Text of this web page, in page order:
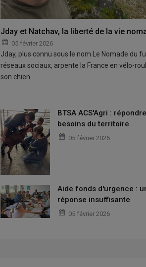
Jday et Natchav, la liberté de la vie
05 février 2026
Jday, plus connu sous le nom Le Nomade du
réseaux sociaux, arpente la France en vélo-
son chien.
BTSA ACS'Agri :
besoins du territoire
05 février 2026
Aide fonds d'urgence :
réponse insuffisante
05 février 2026